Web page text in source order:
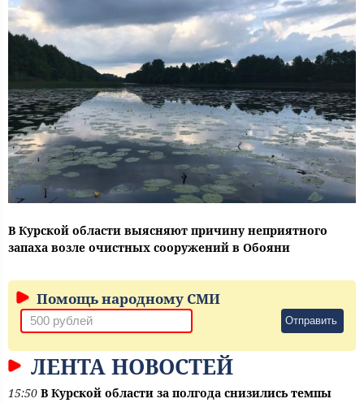
В Курской области выясняют причину неприятного
запаха возле очистных сооружений в Обояни
Помощь народному СМИ
Отправить
ЛЕНТА НОВОСТЕЙ
15:50 В Курской области за полгода снизились темпы